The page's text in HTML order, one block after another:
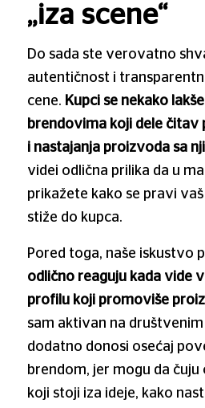
„iza scene“
Do sada ste verovatno
autentičnost i
cene. Kupci se nekako
brendovima koji dele čitav
i nastajanja proizvoda sa
videi odlična prilika da u
prikažete kako se pravi
stiže do kupca.
Pored toga, naše iskustvo
odlično reaguju kada vide
profilu koji promoviše
sam aktivan na
dodatno donosi osećaj
brendom, jer mogu da čuju
koji stoji iza ideje, kako